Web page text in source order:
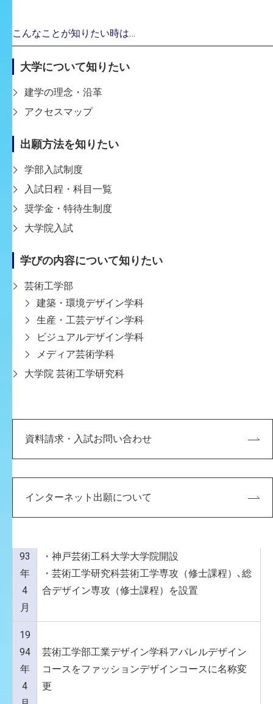
こんなことが知りたい時は…
大学について知りたい
建学の理念・沿革
アクセスマップ
出願方法を知りたい
学部入試制度
入試日程・科目一覧
奨学金・特待生制度
大学院入試
学びの内容について知りたい
芸術工学部
建築・環境デザイン学科
生産・工芸デザイン学科
ビジュアルデザイン学科
メディア芸術学科
大学院 芸術工学研究科
資料請求・入試お問い合わせ
インターネット出願について
有した上で、教育、研究における芸術と工学の
融合という理想を掲げています。
美しく、快適で、豊かなものにすることを目標
工学の融合を理想として掲げ、創造性豊かなク
リエイターや研究者を養成してきました。今後
も、若い人が芸術工学の幅広い分野に触れるこ
とで、それらを総合する独自の視点を持って大
てまいります。
沿革
年
学校法人谷岡学園（神戸芸術工科大学設置母
19
89
年
4
ンコース）、視覚情報デザイン学科を設置
93
年
4
月
・神戸芸術工科大学大学院開設
・芸術工学研究科芸術工学専攻（修士課程）､総
合デザイン専攻（修士課程）を設置
19
94
年
4
芸術工学部工業デザイン学科アパレルデザイン
コースをファッションデザインコースに名称変
更